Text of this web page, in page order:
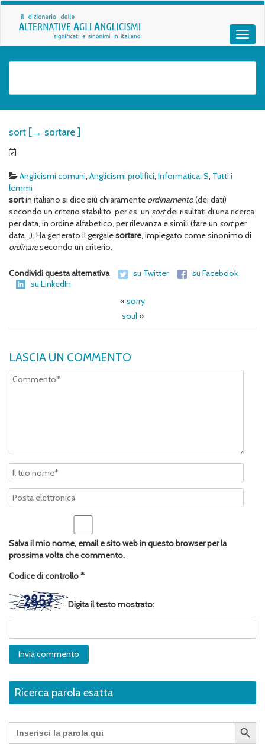
sort [→ sortare ]
Anglicismi comuni, Anglicismi prolifici, Informatica, S, Tutti i
lemmi
sortin italiano si dice più chiaramente ordinamento(dei dati)
secondo un criterio stabilito, per es. un sortdei risultati di una ricerca
per data, in ordine alfabetico, per rilevanza e simili (fare un sortper
data…). Ha generato il gergalesortare, impiegato come sinonimo di
ordinaresecondo un criterio.
Condividi questa alternativa su Twitter
su Facebook
su LinkedIn
«sorry
soul»
LASCIA UN COMMENTO
Salva il mio nome, email e sito web in questo browser per la
prossima volta che commento.
Codice di controllo*
Digita il testo mostrato:
Ricerca parola esatta
Search
for:
Search Button